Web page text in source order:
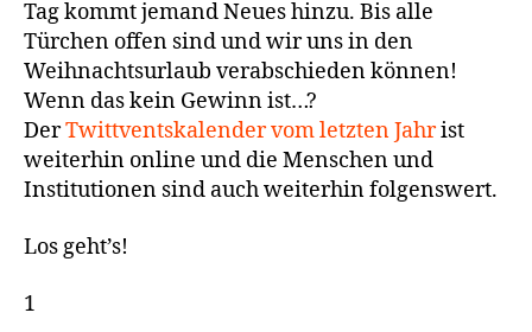
Tag kommt jemand Neues hinzu. Bis alle
Türchen offen sind und wir uns in den
Weihnachtsurlaub verabschieden können!
Wenn das kein Gewinn ist…?
DerTwittventskalender vom letzten Jahrist
weiterhin online und die Menschen und
Institutionen sind auch weiterhin folgenswert.
Los geht’s!
1